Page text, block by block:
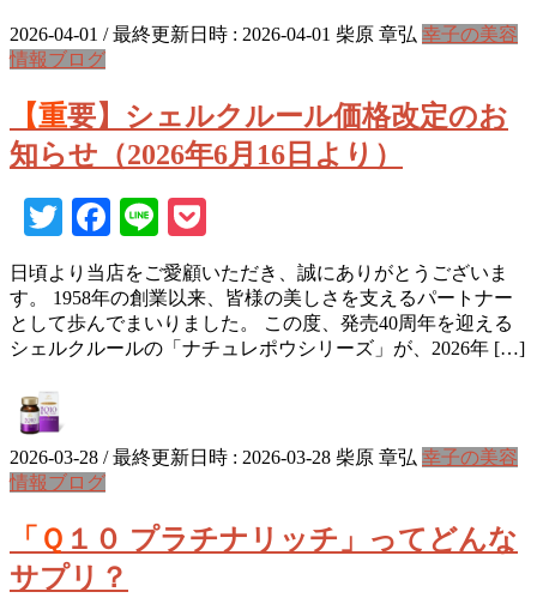
2026-04-01 / 最終更新日時 : 2026-04-01 柴原 章弘 幸子の美容
情報ブログ
【重要】シェルクルール価格改定のお
知らせ（2026年6月16日より）
TwitterFacebook
Line
日頃より当店をご愛顧いただき、誠にありがとうございま
す。 1958年の創業以来、皆様の美しさを支えるパートナー
として歩んでまいりました。 この度、発売40周年を迎える
シェルクルールの「ナチュレポウシリーズ」が、2026年 […]
2026-03-28 / 最終更新日時 : 2026-03-28 柴原 章弘 幸子の美容
情報ブログ
「Ｑ１０ プラチナリッチ」ってどんな
サプリ？